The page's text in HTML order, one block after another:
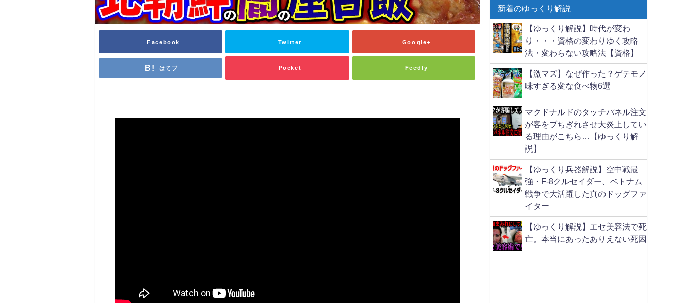
Facebook Twitter Google+
はてブ Pocket Feedly
新着のゆっくり解説
【ゆっくり解説】時代が変わ
り・・・資格の変わりゆく攻略
法・変わらない攻略法【資格】
【激マズ】なぜ作った？ゲテモノ
味すぎる変な食べ物6選
マクドナルドのタッチパネル注文
が客をブちぎれさせ大炎上してい
る理由がこちら…【ゆっくり解
説】
【ゆっくり兵器解説】空中戦最
強・F-8クルセイダー、ベトナム
戦争で大活躍した真のドッグファ
イター
【ゆっくり解説】エセ美容法で死
亡。本当にあったありえない死因